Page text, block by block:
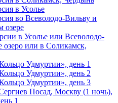
в Усолье
во Всеволодо-Вильву и
озере
в Усолье или Всеволодо-
озеро или в Соликамск,
Удмуртии», день 1
Удмуртии», день 2
Удмуртии», день 3
Посад, Москву (1 ночь),
1